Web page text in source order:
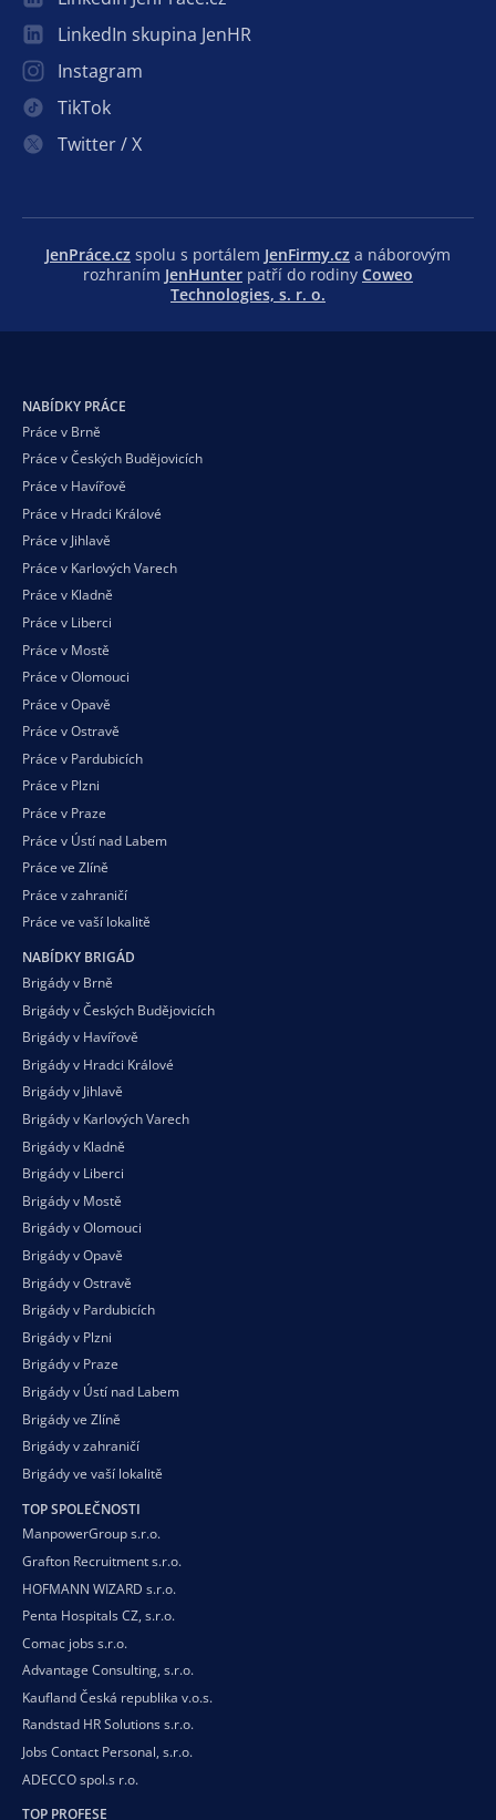
LinkedIn skupina JenHR
Instagram
TikTok
Twitter / X
JenPráce.cz spolu s portálem JenFirmy.cz a náborovým
rozhraním JenHunter patří do rodiny Coweo
Technologies, s. r. o.
NABÍDKY PRÁCE
Práce v Brně
Práce v Českých Budějovicích
Práce v Havířově
Práce v Hradci Králové
Práce v Jihlavě
Práce v Karlových Varech
Práce v Kladně
Práce v Liberci
Práce v Mostě
Práce v Olomouci
Práce v Opavě
Práce v Ostravě
Práce v Pardubicích
Práce v Plzni
Práce v Praze
Práce v Ústí nad Labem
Práce ve Zlíně
Práce v zahraničí
Práce ve vaší lokalitě
NABÍDKY BRIGÁD
Brigády v Brně
Brigády v Českých Budějovicích
Brigády v Havířově
Brigády v Hradci Králové
Brigády v Jihlavě
Brigády v Karlových Varech
Brigády v Kladně
Brigády v Liberci
Brigády v Mostě
Brigády v Olomouci
Brigády v Opavě
Brigády v Ostravě
Brigády v Pardubicích
Brigády v Plzni
Brigády v Praze
Brigády v Ústí nad Labem
Brigády ve Zlíně
Brigády v zahraničí
Brigády ve vaší lokalitě
TOP SPOLEČNOSTI
ManpowerGroup s.r.o.
Grafton Recruitment s.r.o.
HOFMANN WIZARD s.r.o.
Penta Hospitals CZ, s.r.o.
Comac jobs s.r.o.
Advantage Consulting, s.r.o.
Kaufland Česká republika v.o.s.
Randstad HR Solutions s.r.o.
Jobs Contact Personal, s.r.o.
ADECCO spol.s r.o.
TOP PROFESE